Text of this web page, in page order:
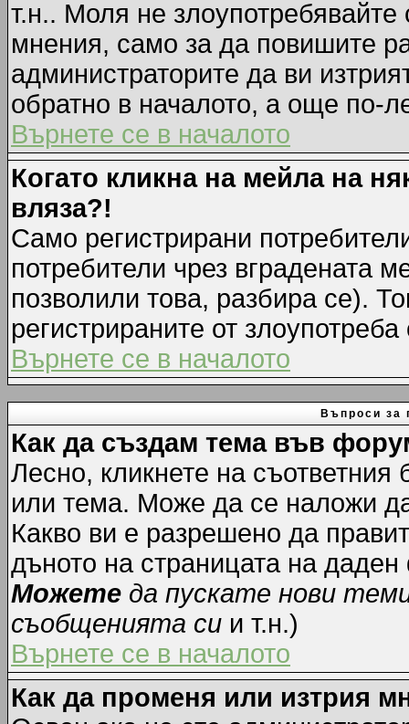
т.н.. Моля не
мнения, само за да повишите
администраторите да ви
обратно в началото, а още по-
Върнете се в началото
Когато кликна на мейла на
вляза?!
Само регистрирани
потребители чрез вградената
позволили това, разбира се).
регистрираните от
Върнете се в началото
Въпроси за
Как да създам тема във
Лесно, кликнете на
или тема. Може да се наложи
Какво ви е разрешено да
дъното на страницата на
Можете да пускате нови
съобщенията си и т.н.)
Върнете се в началото
Как да променя или изтрия